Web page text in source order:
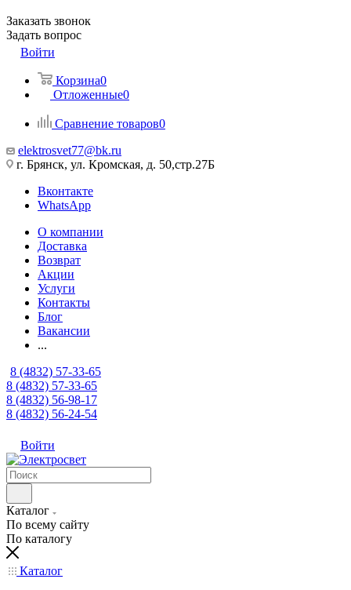
Заказать звонок
Задать вопрос
Войти
Корзина0
Отложенные0
Сравнение товаров0
elektrosvet77@bk.ru
г. Брянск, ул. Кромская, д. 50,стр.27Б
Вконтакте
WhatsApp
О компании
Доставка
Возврат
Акции
Услуги
Контакты
Блог
Вакансии
...
8 (4832) 57-33-65
8 (4832) 57-33-65
8 (4832) 56-98-17
8 (4832) 56-24-54
Войти
Каталог
По всему сайту
По каталогу
Каталог